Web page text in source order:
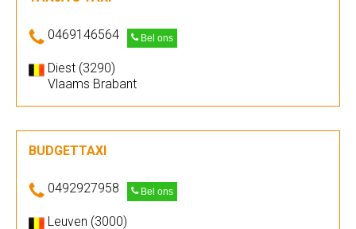
0469146564 Bel ons
Diest (3290)
Vlaams Brabant
BUDGETTAXI
0492927958 Bel ons
Leuven (3000)